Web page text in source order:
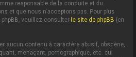
responsable de la conduite et du
et que nous n’acceptons pas. Pour plus
veuillez consulter le site de phpBB (en
aucun contenu à caractère abusif, obscène,
menaçant, pornographique, etc. qui